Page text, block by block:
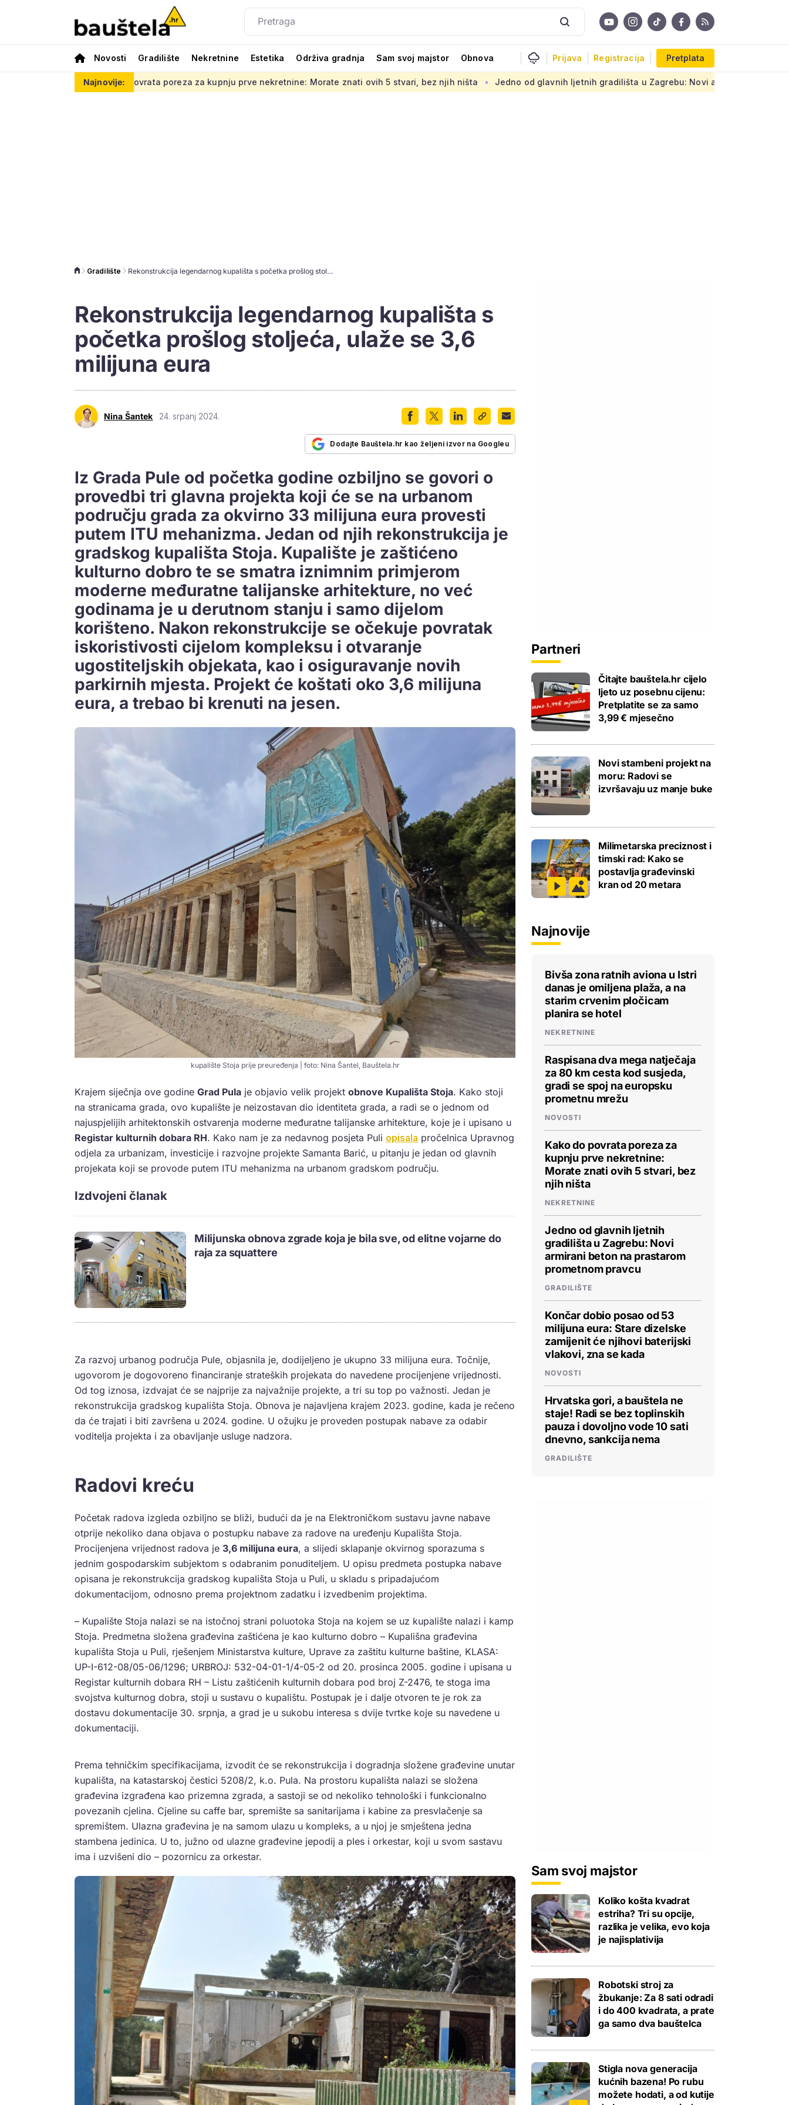
Novosti Gradilište Nekretnine Estetika Održiva gradnja Sam svoj majstor Obnova Prijava Registracija Pretplata
Najnovije:
Kako do povrata poreza za kupnju prve nekretnine: Morate znati ovih 5 stvari, bez njih ništa Jedno od glavnih ljetnih gradilišta u Zagrebu: Novi armirani beton na prastarom
Gradilište Rekonstrukcija legendarnog kupališta s početka prošlog stoljeća, ulaže se 3,6 milijuna eura
Rekonstrukcija legendarnog kupališta s
početka prošlog stoljeća, ulaže se 3,6
milijuna eura
Nina Šantek 24. srpanj 2024.
Dodajte Bauštela.hr kao željeni izvor na Googleu
Iz Grada Pule od početka godine ozbiljno se govori o
provedbi tri glavna projekta koji će se na urbanom
području grada za okvirno 33 milijuna eura provesti
putem ITU mehanizma. Jedan od njih rekonstrukcija je
gradskog kupališta Stoja. Kupalište je zaštićeno
kulturno dobro te se smatra iznimnim primjerom
moderne međuratne talijanske arhitekture, no već
godinama je u derutnom stanju i samo dijelom
korišteno. Nakon rekonstrukcije se očekuje povratak
iskoristivosti cijelom kompleksu i otvaranje
ugostiteljskih objekata, kao i osiguravanje novih
parkirnih mjesta. Projekt će koštati oko 3,6 milijuna
eura, a trebao bi krenuti na jesen.
kupalište Stoja prije preuređenja | foto: Nina Šantel, Bauštela.hr
Krajem siječnja ove godine Grad Pula je objavio velik projekt obnove Kupališta Stoja. Kako stoji
na stranicama grada, ovo kupalište je neizostavan dio identiteta grada, a radi se o jednom od
najuspjelijih arhitektonskih ostvarenja moderne međuratne talijanske arhitekture, koje je i upisano u
Registar kulturnih dobara RH. Kako nam je za nedavnog posjeta Puli opisala pročelnica Upravnog
odjela za urbanizam, investicije i razvojne projekte Samanta Barić, u pitanju je jedan od glavnih
projekata koji se provode putem ITU mehanizma na urbanom gradskom području.
Izdvojeni članak
Milijunska obnova zgrade koja je bila sve, od elitne vojarne do
raja za squattere
Za razvoj urbanog područja Pule, objasnila je, dodijeljeno je ukupno 33 milijuna eura. Točnije,
ugovorom je dogovoreno financiranje strateških projekata do navedene procijenjene vrijednosti.
Od tog iznosa, izdvajat će se najprije za najvažnije projekte, a tri su top po važnosti. Jedan je
rekonstrukcija gradskog kupališta Stoja. Obnova je najavljena krajem 2023. godine, kada je rečeno
da će trajati i biti završena u 2024. godine. U ožujku je proveden postupak nabave za odabir
voditelja projekta i za obavljanje usluge nadzora.
Radovi kreću
Početak radova izgleda ozbiljno se bliži, budući da je na Elektroničkom sustavu javne nabave
otprije nekoliko dana objava o postupku nabave za radove na uređenju Kupališta Stoja.
Procijenjena vrijednost radova je 3,6 milijuna eura, a slijedi sklapanje okvirnog sporazuma s
jednim gospodarskim subjektom s odabranim ponuditeljem. U opisu predmeta postupka nabave
opisana je rekonstrukcija gradskog kupališta Stoja u Puli, u skladu s pripadajućom
dokumentacijom, odnosno prema projektnom zadatku i izvedbenim projektima.
– Kupalište Stoja nalazi se na istočnoj strani poluotoka Stoja na kojem se uz kupalište nalazi i kamp
Stoja. Predmetna složena građevina zaštićena je kao kulturno dobro – Kupališna građevina
kupališta Stoja u Puli, rješenjem Ministarstva kulture, Uprave za zaštitu kulturne baštine, KLASA:
UP-I-612-08/05-06/1296; URBROJ: 532-04-01-1/4-05-2 od 20. prosinca 2005. godine i upisana u
Registar kulturnih dobara RH – Listu zaštićenih kulturnih dobara pod broj Z-2476, te stoga ima
svojstva kulturnog dobra, stoji u sustavu o kupalištu. Postupak je i dalje otvoren te je rok za
dostavu dokumentacije 30. srpnja, a grad je u sukobu interesa s dvije tvrtke koje su navedene u
dokumentaciji.
Prema tehničkim specifikacijama, izvodit će se rekonstrukcija i dogradnja složene građevine unutar
kupališta, na katastarskoj čestici 5208/2, k.o. Pula. Na prostoru kupališta nalazi se složena
građevina izgrađena kao prizemna zgrada, a sastoji se od nekoliko tehnološki i funkcionalno
povezanih cjelina. Cjeline su caffe bar, spremište sa sanitarijama i kabine za presvlačenje sa
spremištem. Ulazna građevina je na samom ulazu u kompleks, a u njoj je smještena jedna
stambena jedinica. U to, južno od ulazne građevine jepodij a ples i orkestar, koji u svom sastavu
ima i uzvišeni dio – pozornicu za orkestar.
Partneri
Čitajte bauštela.hr cijelo
ljeto uz posebnu cijenu:
Pretplatite se za samo
3,99 € mjesečno
Novi stambeni projekt na
moru: Radovi se
izvršavaju uz manje buke
Milimetarska preciznost i
timski rad: Kako se
postavlja građevinski
kran od 20 metara
Najnovije
Bivša zona ratnih aviona u Istri
danas je omiljena plaža, a na
starim crvenim pločicam
planira se hotel
NEKRETNINE
Raspisana dva mega natječaja
za 80 km cesta kod susjeda,
gradi se spoj na europsku
prometnu mrežu
NOVOSTI
Kako do povrata poreza za
kupnju prve nekretnine:
Morate znati ovih 5 stvari, bez
njih ništa
NEKRETNINE
Jedno od glavnih ljetnih
gradilišta u Zagrebu: Novi
armirani beton na prastarom
prometnom pravcu
GRADILIŠTE
Končar dobio posao od 53
milijuna eura: Stare dizelske
zamijenit će njihovi baterijski
vlakovi, zna se kada
NOVOSTI
Hrvatska gori, a bauštela ne
staje! Radi se bez toplinskih
pauza i dovoljno vode 10 sati
dnevno, sankcija nema
GRADILIŠTE
Sam svoj majstor
Koliko košta kvadrat
estriha? Tri su opcije,
razlika je velika, evo koja
je najisplativija
Robotski stroj za
žbukanje: Za 8 sati odradi
i do 400 kvadrata, a prate
ga samo dva bauštelca
Stigla nova generacija
kućnih bazena! Po rubu
možete hodati, a od kutije